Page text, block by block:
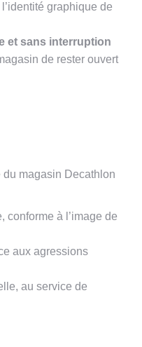
graphique de
et sans interruption
de rester ouvert
du magasin Decathlon
conforme à l’image de
aux agressions
au service de